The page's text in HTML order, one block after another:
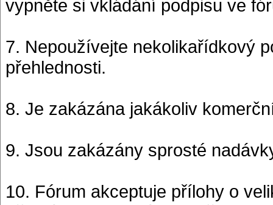
vypněte si vkládání podpisu ve
7. Nepoužívejte nekolikařídkový
přehlednosti.
8. Je zakázána jakákoliv
9. Jsou zakázány sprosté
10. Fórum akceptuje přílohy o